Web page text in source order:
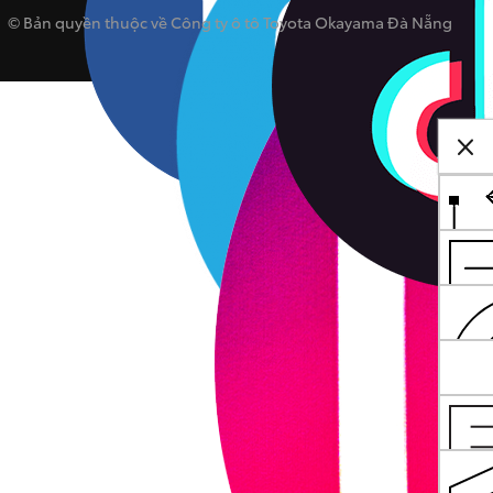
© Bản quyền thuộc về Công ty ô tô Toyota Okayama Đà Nẵng